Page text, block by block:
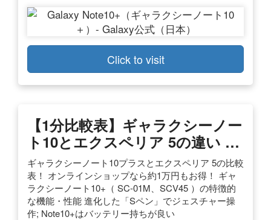
Click to visit
【1分比較表】ギャラクシーノー
ト10とエクスペリア 5の違い …
ギャラクシーノート10プラスとエクスペリア 5の比較
表！ オンラインショップなら約1万円もお得！ ギャ
ラクシーノート10+（ SC-01M、SCV45 ）の特徴的
な機能・性能 進化した「Sペン」でジェスチャー操
作; Note10+はバッテリー持ちが良い